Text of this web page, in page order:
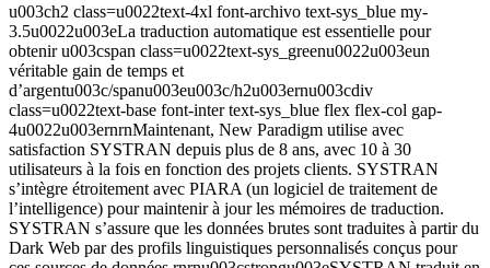
u003ch2 class=u0022text-4xl font-archivo text-sys_blue my-
3.5u0022u003eLa traduction automatique est essentielle pour
obtenir u003cspan class=u0022text-sys_greenu0022u003eun
véritable gain de temps et
d’argentu003c/spanu003eu003c/h2u003ernu003cdiv
class=u0022text-base font-inter text-sys_blue flex flex-col gap-
4u0022u003ernrnMaintenant, New Paradigm utilise avec
satisfaction SYSTRAN depuis plus de 8 ans, avec 10 à 30
utilisateurs à la fois en fonction des projets clients. SYSTRAN
s’intègre étroitement avec PIARA (un logiciel de traitement de
l’intelligence) pour maintenir à jour les mémoires de traduction.
SYSTRAN s’assure que les données brutes sont traduites à partir du
Dark Web par des profils linguistiques personnalisés conçus pour